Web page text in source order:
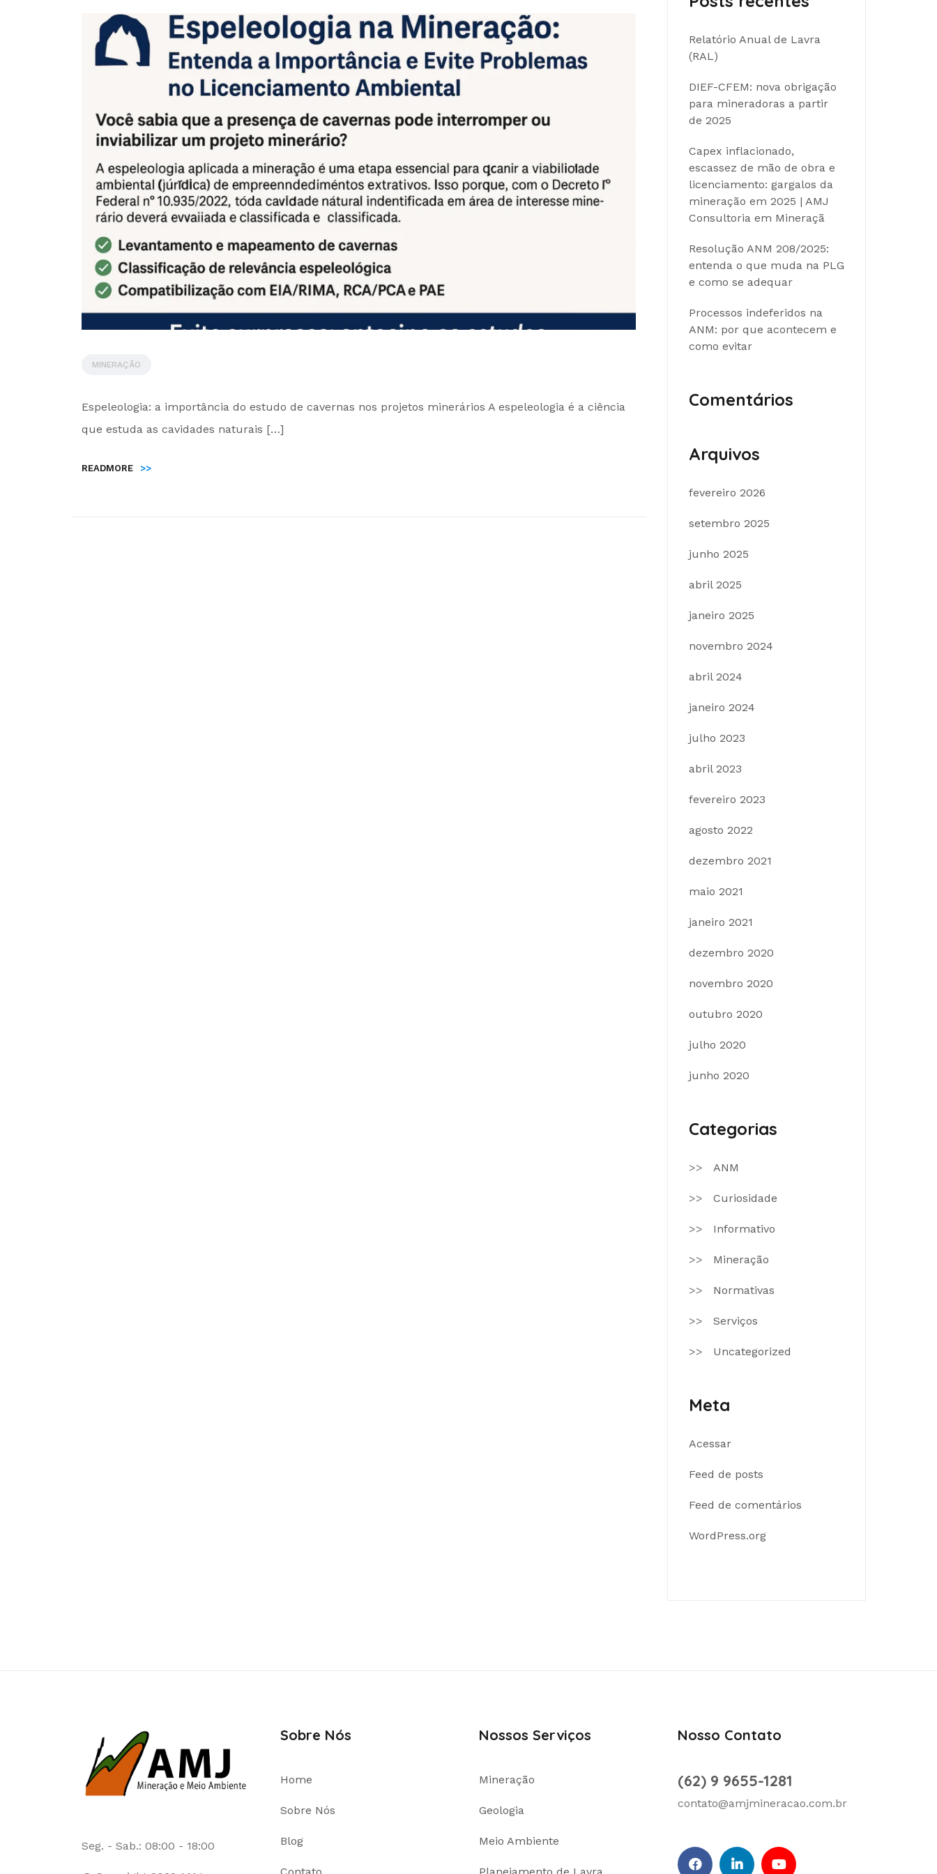
MINERAÇÃO
by
Espeleologia: a importância do estudo de cavernas nos projetos minerários A espeleologia é a ciência
que estuda as cavidades naturais […]
READMORE >>
Relatório Anual de Lavra
(RAL)
DIEF-CFEM: nova obrigação
para mineradoras a partir
de 2025
Capex inflacionado,
escassez de mão de obra e
licenciamento: gargalos da
mineração em 2025 | AMJ
Consultoria em Mineraçã
Resolução ANM 208/2025:
entenda o que muda na PLG
e como se adequar
Processos indeferidos na
ANM: por que acontecem e
como evitar
Comentários
Arquivos
fevereiro 2026
setembro 2025
junho 2025
abril 2025
janeiro 2025
novembro 2024
abril 2024
janeiro 2024
julho 2023
abril 2023
fevereiro 2023
agosto 2022
dezembro 2021
maio 2021
janeiro 2021
dezembro 2020
novembro 2020
outubro 2020
julho 2020
junho 2020
Categorias
ANM
Curiosidade
Informativo
Mineração
Normativas
Serviços
Uncategorized
Meta
Acessar
Feed de posts
Feed de comentários
WordPress.org
Seg. - Sab.: 08:00 - 18:00
Sobre Nós
Home
Sobre Nós
Blog
Nossos Serviços
Mineração
Geologia
Meio Ambiente
Nosso Contato
(62) 9 9655-1281
contato@amjmineracao.com.br